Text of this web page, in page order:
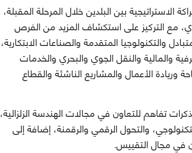
بين البلدين خلال المرحلة المقبلة،
مع التركيز على استكشاف المزيد من الفرص
والتكنولوجيا المتقدمة والصناعات الابتكارية،
والمالية والنقل الجوي والبحري والخدمات
وريادة الأعمال والمشاريع الناشئة والقطاع
أعمال اللجنة، وقع الجانبان 5 مذكرات تفاهم للتعاون في مجالات الهندسة الزلزالية،
والتحول الرقمي والرقمنة، إضافة إلى
في مجال التقييس.